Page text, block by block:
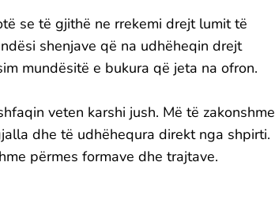
se të gjithë ne rrekemi drejt lumit të
shenjave që na udhëheqin drejt
mundësitë e bukura që jeta na ofron.
veten karshi jush. Më të
dhe të udhëhequra direkt nga shpirti.
përmes formave dhe trajtave.